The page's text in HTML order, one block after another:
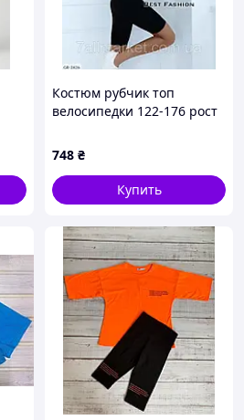
Костюм рубчик топ
велосипедки 122-176 рост
748 ₴
Купить